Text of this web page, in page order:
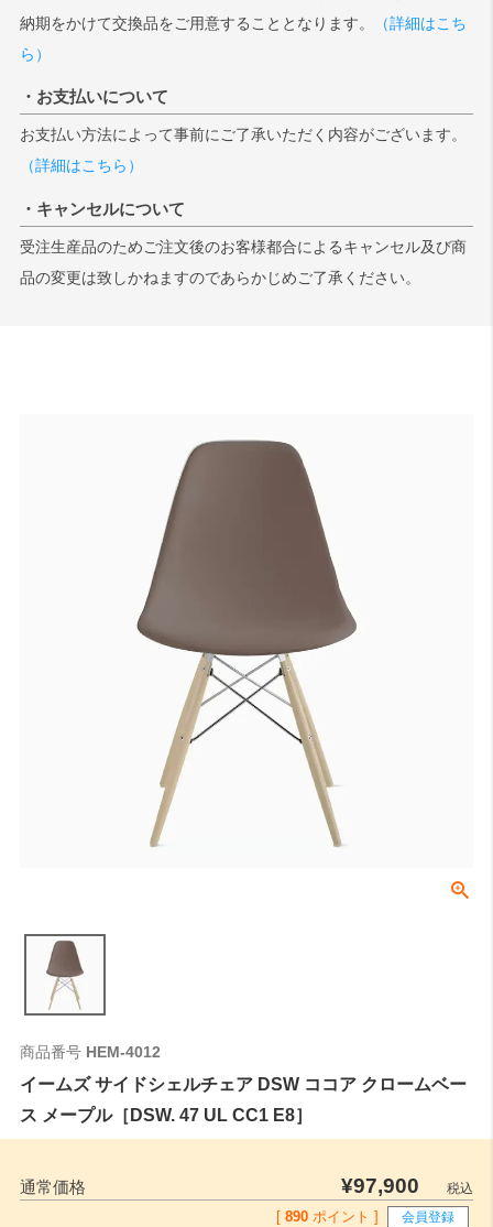
納期をかけて交換品をご用意することとなります。
（詳細はこち
ら）
・お支払いについて
お支払い方法によって事前にご了承いただく内容がございます。
（詳細はこちら）
・キャンセルについて
受注生産品のためご注文後のお客様都合によるキャンセル及び商
品の変更は致しかねますのであらかじめご了承ください。
商品番号 HEM-4012
イームズ サイドシェルチェア DSW ココア クロームベー
ス メープル［DSW. 47 UL CC1 E8］
通常価格 ¥97,900
税込
890 ポイント ] 会員登録